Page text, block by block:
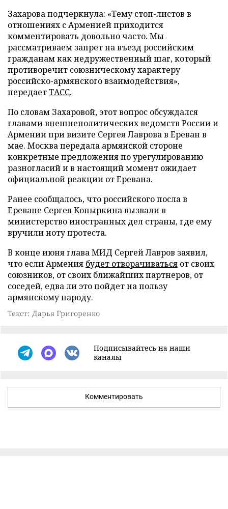
Захарова подчеркнула: «Тему стоп-листов в
отношениях с Арменией приходится
комментировать довольно часто. Мы
рассматриваем запрет на въезд российским
гражданам как недружественный шаг, который
противоречит союзническому характеру
российско-армянского взаимодействия»,
передаетТАСС.
По словам Захаровой, этот вопрос обсуждался
главами внешнеполитических ведомств России и
Армении при визите Сергея Лаврова в Ереван в
мае. Москва передала армянской стороне
конкретные предложения по урегулированию
разногласий и в настоящий момент ожидает
официальной реакции от Еревана.
Ранее сообщалось, что российского посла в
Ереване Сергея Копыркина вызвали в
министерство иностранных дел страны, где ему
вручили ноту протеста.
В конце июня глава МИД Сергей Лавров заявил,
что если Армения будет отворачиваться от своих
союзников, от своих ближайших партнеров, от
соседей, едва ли это пойдет на пользу
армянскому народу.
Текст: Дарья Григоренко
Подписывайтесь на наши
каналы
Комментировать